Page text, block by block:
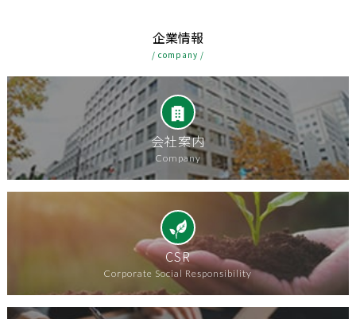
企業情報
/ company /
会社案内
Company
CSR
Corporate Social Responsibility